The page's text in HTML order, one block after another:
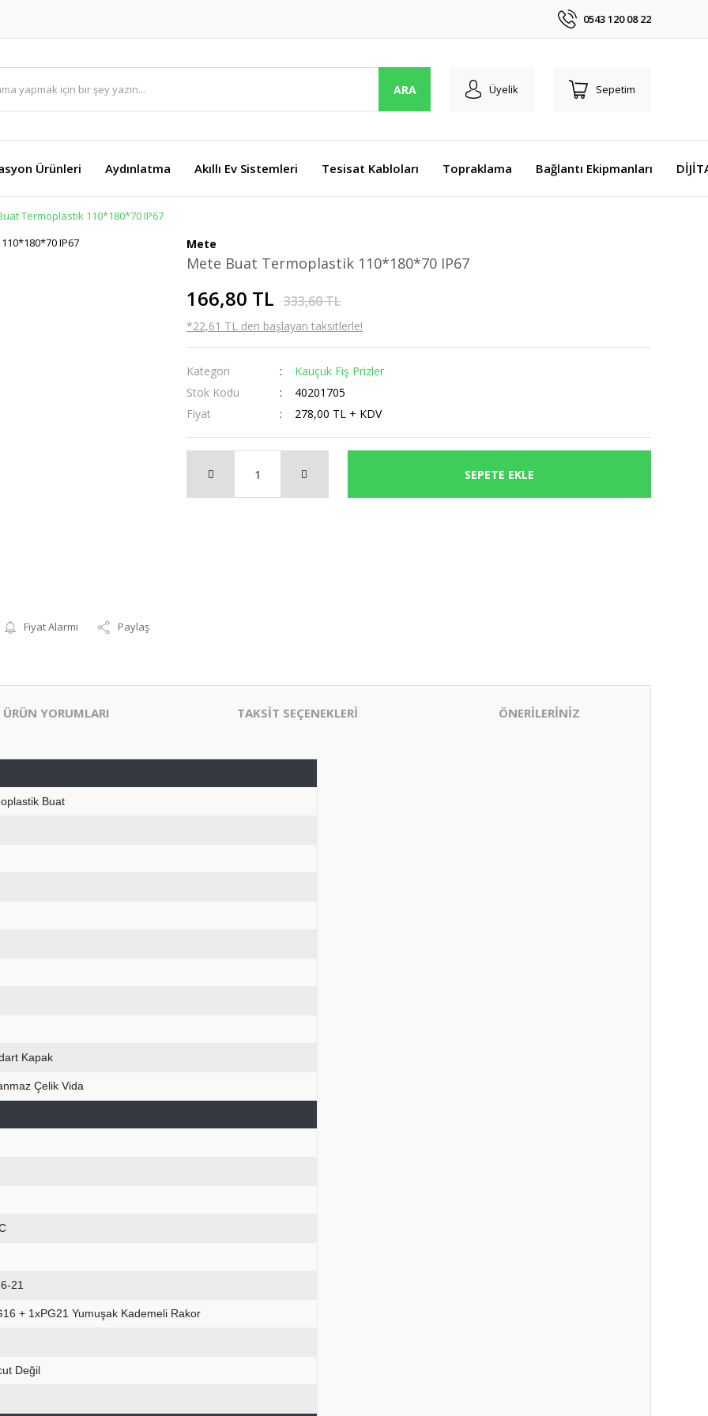
0543 120 08 22
ARA Üyelik Sepetim
Ürünleri Aydınlatma Akıllı Ev Sistemleri Tesisat Kabloları Topraklama Bağlantı Ekipmanları
Termoplastik 110*180*70 IP67
Fiyat Alarmı Paylaş
Mete
Mete Buat Termoplastik 110*180*70 IP67
166,80 TL 333,60 TL
*22,61 TL den başlayan taksitlerle!
Kategori
Kauçuk Fiş Prizler
Stok Kodu
40201705
Fiyat
278,00 TL + KDV
SEPETE EKLE
ÜRÜN YORUMLARI TAKSİT SEÇENEKLERİ ÖNERİLERİNİZ
Buat
Kapak
Çelik Vida
21
+ 1xPG21 Yumuşak Kademeli Rakor
Değil